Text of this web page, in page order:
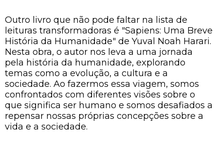
Outro livro que não pode faltar na lista de
leituras transformadoras é "Sapiens: Uma Breve
História da Humanidade" de Yuval Noah Harari.
Nesta obra, o autor nos leva a uma jornada
pela história da humanidade, explorando
temas como a evolução, a cultura e a
sociedade. Ao fazermos essa viagem, somos
confrontados com diferentes visões sobre o
que significa ser humano e somos desafiados a
repensar nossas próprias concepções sobre a
vida e a sociedade.